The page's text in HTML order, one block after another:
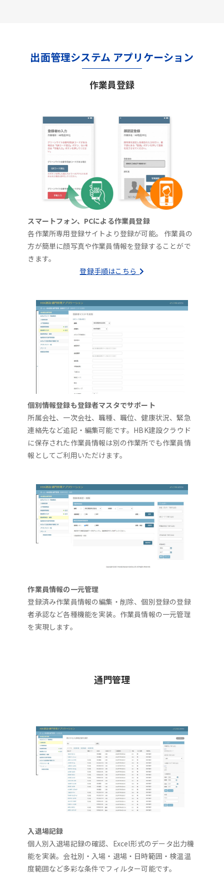
出面管理システム アプリケーション
作業員登録
スマートフォン、PCによる作業員登録
各作業所専用登録サイトより登録が可能。 作業員の
方が簡単に顔写真や作業員情報を登録することがで
きます。
登録手順はこちら
個別情報登録も登録者マスタでサポート
所属会社、一次会社、職種、職位、健康状況、緊急
連絡先など追記・編集可能です。HBK建設クラウド
に保存された作業員情報は別の作業所でも作業員情
報としてご利用いただけます。
作業員情報の一元管理
登録済み作業員情報の編集・削除、個別登録の登録
者承認など各種機能を実装。作業員情報の一元管理
を実現します。
通門管理
入退場記録
個人別入退場記録の確認、Excel形式のデータ出力機
能を実装。会社別・入場・退場・日時範囲・検温温
度範囲など多彩な条件でフィルター可能です。